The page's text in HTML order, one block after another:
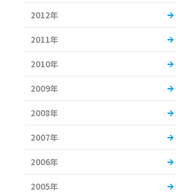
2012年
2011年
2010年
2009年
2008年
2007年
2006年
2005年